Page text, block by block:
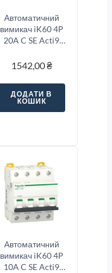
Автоматичний
вимикач iK60 4P
20A C SE Acti9
1542,00₴
ДОДАТИ В
КОШИК
Автоматичний
вимикач iK60 4P
10A C SE Acti9